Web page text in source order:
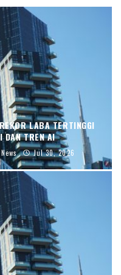
LABA TERTINGGI
DAN TREN AI
News Jul 30, 2026